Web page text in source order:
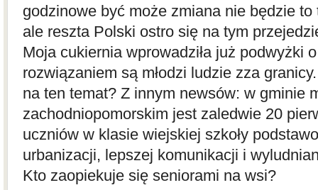
godzinowe być może zmiana nie będzie
ale reszta Polski ostro się na tym
Moja cukiernia wprowadziła już podwyżki
rozwiązaniem są młodzi ludzie zza
na ten temat? Z innym newsów: w gminie
zachodniopomorskim jest zaledwie 20
uczniów w klasie wiejskiej szkoły
urbanizacji, lepszej komunikacji i
Kto zaopiekuje się seniorami na wsi?